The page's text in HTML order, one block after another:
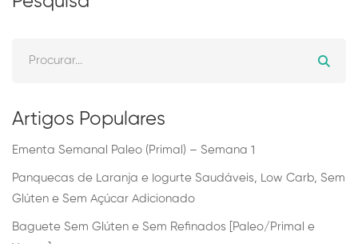
Artigos Populares
Ementa Semanal Paleo (Primal) – Semana 1
Panquecas de Laranja e Iogurte Saudáveis, Low Carb, Sem
Glúten e Sem Açúcar Adicionado
Baguete Sem Glúten e Sem Refinados [Paleo/Primal e